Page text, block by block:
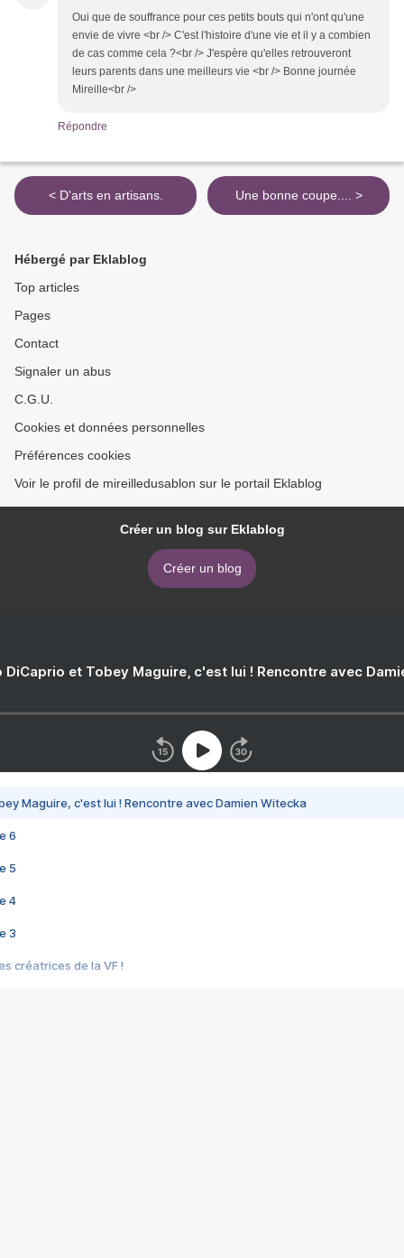
Oui que de souffrance pour ces petits bouts qui n'ont qu'une
envie de vivre <br /> C'est l'histoire d'une vie et il y a combien
de cas comme cela ?<br /> J'espère qu'elles retrouveront
leurs parents dans une meilleurs vie <br /> Bonne journée
Mireille<br />
Répondre
< D'arts en artisans. Une bonne coupe.... >
Hébergé par Eklablog
Top articles
Pages
Contact
Signaler un abus
C.G.U.
Cookies et données personnelles
Préférences cookies
Voir le profil de mireilledusablon sur le portail Eklablog
Créer un blog sur Eklablog
Créer un blog
DiCaprio et Tobey Maguire, c'est lui ! Rencontre avec
Maguire, c'est lui ! Rencontre avec Damien Witecka
6
5
4
3
créatrices de la VF !